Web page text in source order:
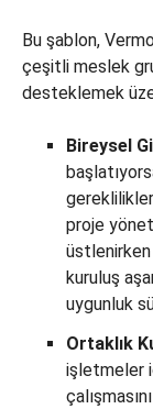
Bu şablon,
çeşitli meslek
desteklemek
Bireysel
proje
üstlenirken
kuruluş
uygunluk
Ortaklık
işletmeler